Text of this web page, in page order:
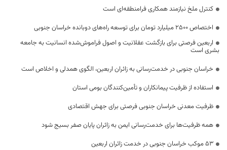
کنترل ملخ نیازمند همکاری فرامنطقه‌ای است
اختصاص 2500 میلیارد تومان برای توسعه راه‌های دوبانده خراسان جنوبی
اربعین فرصتی برای بازگشت عقلانیت و اصول فراموش‌شده انسانیت به جامعه
بشری است
خراسان جنوبی در خدمت‌رسانی به زائران اربعین، الگوی همدلی و اخلاص است
استفاده از ظرفیت پیمانکاران و تأمین‌کنندگان بومی استان
ظرفیت معدنی خراسان جنوبی فرصتی برای جهش اقتصادی
همه ظرفیت‌ها برای خدمت‌رسانی ایمن به زائران پایان صفر بسیج شود
53 موکب خراسان جنوبی در خدمت زائران اربعین